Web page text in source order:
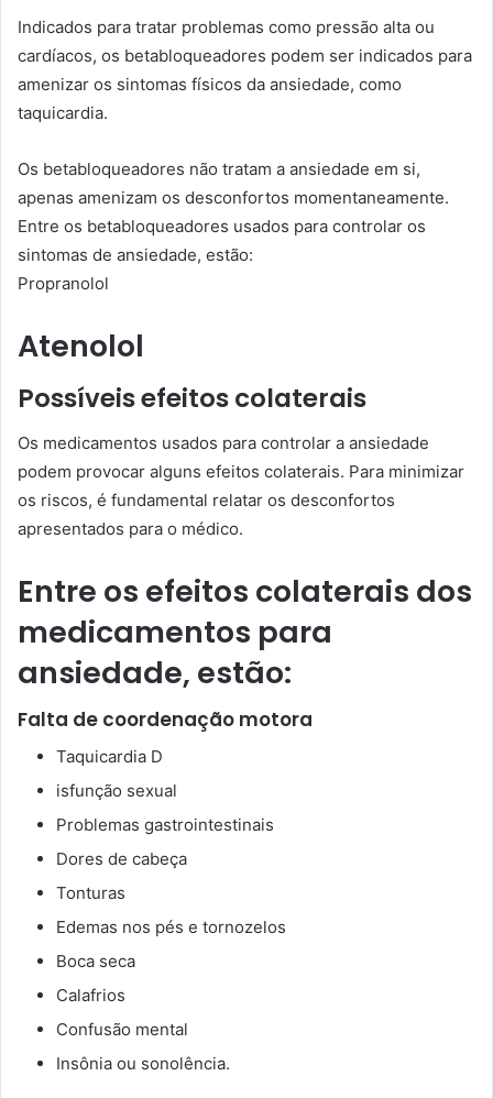
Indicados para tratar problemas como pressão alta ou
cardíacos, os betabloqueadores podem ser indicados para
amenizar os sintomas físicos da ansiedade, como
taquicardia.
Os betabloqueadores não tratam a ansiedade em si,
apenas amenizam os desconfortos momentaneamente.
Entre os betabloqueadores usados para controlar os
sintomas de ansiedade, estão:
Propranolol
Atenolol
Possíveis efeitos colaterais
Os medicamentos usados para controlar a ansiedade
podem provocar alguns efeitos colaterais. Para minimizar
os riscos, é fundamental relatar os desconfortos
apresentados para o médico.
Entre os efeitos colaterais dos
medicamentos para
ansiedade, estão:
Falta de coordenação motora
Taquicardia D
isfunção sexual
Problemas gastrointestinais
Dores de cabeça
Tonturas
Edemas nos pés e tornozelos
Boca seca
Calafrios
Confusão mental
Insônia ou sonolência.